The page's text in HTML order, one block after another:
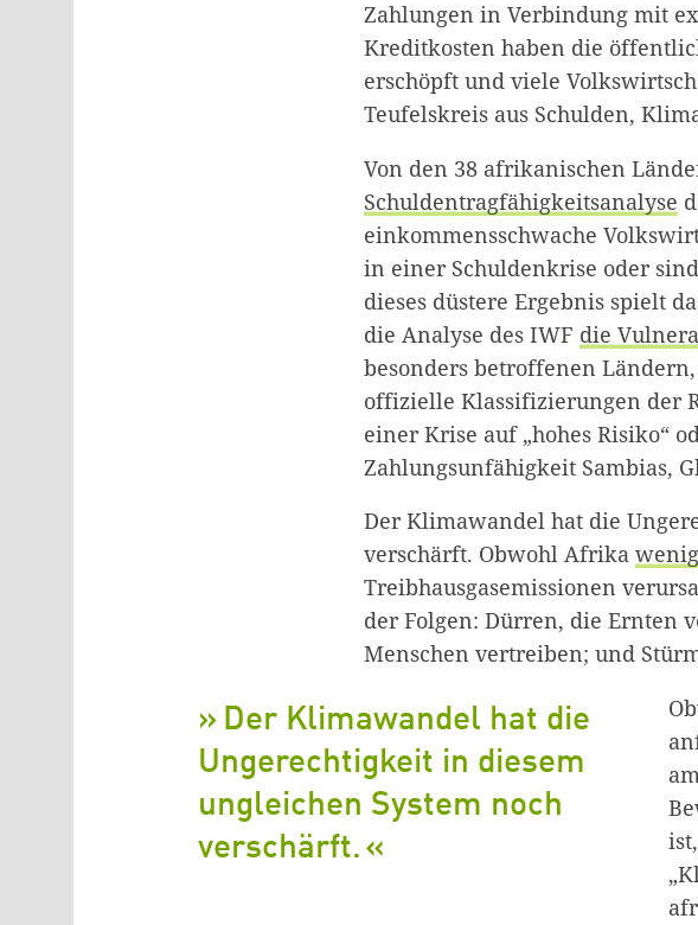
Zahlungen in Verbindung mit
Kreditkosten haben die
erschöpft und viele
Teufelskreis aus Schulden,
Von den 38 afrikanischen
Schuldentragfähigkeitsanalyse
einkommensschwache
in einer Schuldenkrise oder
dieses düstere Ergebnis spielt
die Analyse des IWF die
besonders betroffenen
offizielle Klassifizierungen der
einer Krise auf „hohes Risiko“
Zahlungsunfähigkeit Sambias,
Der Klimawandel hat die
verschärft. Obwohl Afrika
Treibhausgasemissionen
der Folgen: Dürren, die Ernten
Menschen vertreiben; und
Der Klimawandel hat die
Ungerechtigkeit in diesem
ungleichen System noch
verschärft.